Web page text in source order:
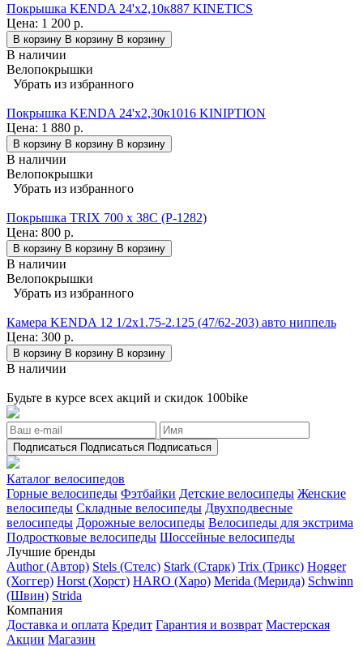
Покрышка KENDA 24'х2,10к887 KINETICS
Цена: 1 200 р.
В корзину В корзину В корзину
В наличии
Велопокрышки
Убрать из избранного
Покрышка KENDA 24'х2,30к1016 KINIPTION
Цена: 1 880 р.
В корзину В корзину В корзину
В наличии
Велопокрышки
Убрать из избранного
Покрышка TRIX 700 x 38C (P-1282)
Цена: 800 р.
В корзину В корзину В корзину
В наличии
Велопокрышки
Убрать из избранного
Камера KENDA 12 1/2x1.75-2.125 (47/62-203) авто ниппель
Цена: 300 р.
В корзину В корзину В корзину
В наличии
Будьте в курсе всех акций и скидок 100bike
Подписаться Подписаться Подписаться
Каталог велосипедов
Горные велосипеды Фэтбайки Детские велосипеды Женские
велосипеды Складные велосипеды Двухподвесные
велосипеды Дорожные велосипеды Велосипеды для экстрима
Подростковые велосипеды Шоссейные велосипеды
Лучшие бренды
Author (Автор) Stels (Стелс) Stark (Старк) Trix (Трикс) Hogger
(Хоггер) Horst (Хорст) HARO (Харо) Merida (Мерида) Schwinn
(Швин) Strida
Компания
Доставка и оплата Кредит Гарантия и возврат Мастерская
Акции Магазин